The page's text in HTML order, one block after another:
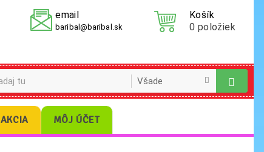
Košík
0 položiek
email
baribal@baribal.sk
AKCIA MÔJ ÚČET